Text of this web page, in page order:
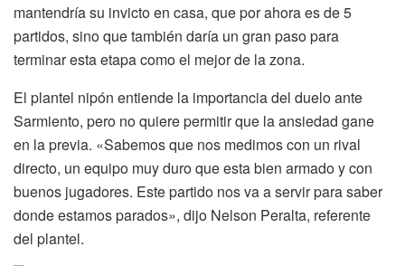
mantendría su invicto en casa, que por ahora es de 5
partidos, sino que también daría un gran paso para
terminar esta etapa como el mejor de la zona.
El plantel nipón entiende la importancia del duelo ante
Sarmiento, pero no quiere permitir que la ansiedad gane
en la previa. «Sabemos que nos medimos con un rival
directo, un equipo muy duro que esta bien armado y con
buenos jugadores. Este partido nos va a servir para saber
donde estamos parados», dijo Nelson Peralta, referente
del plantel.